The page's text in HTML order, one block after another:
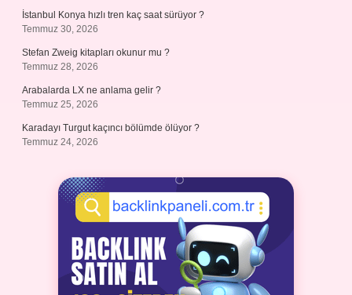
İstanbul Konya hızlı tren kaç saat sürüyor ?
Temmuz 30, 2026
Stefan Zweig kitapları okunur mu ?
Temmuz 28, 2026
Arabalarda LX ne anlama gelir ?
Temmuz 25, 2026
Karadayı Turgut kaçıncı bölümde ölüyor ?
Temmuz 24, 2026